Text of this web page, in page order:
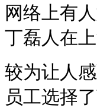
网络上有
丁磊人在
较为让人
员工选择